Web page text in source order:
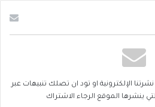
الإلكترونية او تود ان تصلك تنبيهات عبر
ينشرها الموقع الرجاء الاشتراك